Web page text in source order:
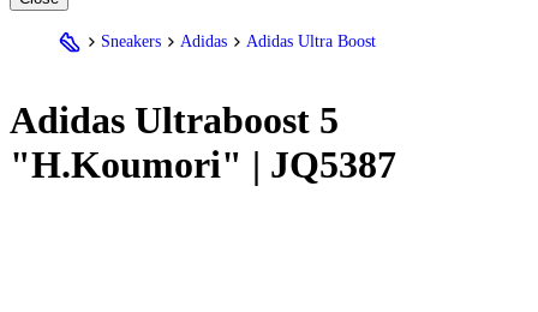
Sneakers Adidas Adidas Ultra Boost
Adidas Ultraboost 5
"H.Koumori" | JQ5387